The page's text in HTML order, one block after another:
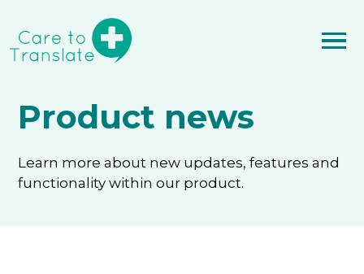
Product news
Learn more about new updates, features and
functionality within our product.